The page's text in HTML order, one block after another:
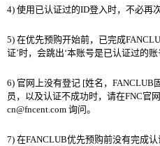
4) 使用已认证过的ID登入 时，不必再
5) 在优先预购开始前， 已完成
证’时， 会跳出‘本账号是已认证过的账
6) 官 网 上没有登记 [姓名， FANCLUB
员 ， 以及认证不成功时， 请在FNC官 网
cn@fncent.com 询问。
7) 在FANCLUB优先预购前没有完成认